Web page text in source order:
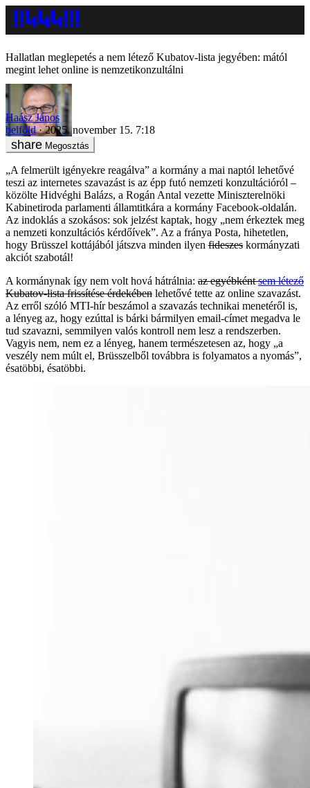
Hallatlan meglepetés a nem létező Kubatov-lista jegyében: mától
megint lehet online is nemzetikonzultálni
Haász János
belföld
2025. november 15. 7:18
Megosztás
„A felmerült igényekre reagálva” a kormány a mai naptól lehetővé
teszi az internetes szavazást is az épp futó nemzeti konzultációról –
közölte Hidvéghi Balázs, a Rogán Antal vezette Miniszterelnöki
Kabinetiroda parlamenti államtitkára a kormány Facebook-oldalán.
Az indoklás a szokásos: sok jelzést kaptak, hogy „nem érkeztek meg
a nemzeti konzultációs kérdőívek”. Az a fránya Posta, hihetetlen,
hogy Brüsszel kottájából játszva minden ilyen fideszes kormányzati
akciót szabotál!
A kormánynak így nem volt hová hátrálnia: az egyébkéntsem létező
Kubatov-lista frissítése érdekében lehetővé tette az online szavazást.
Az erről szóló MTI-hír beszámol a szavazás technikai menetéről is,
a lényeg az, hogy ezúttal is bárki bármilyen email-címet megadva le
tud szavazni, semmilyen valós kontroll nem lesz a rendszerben.
Vagyis nem, nem ez a lényeg, hanem természetesen az, hogy „a
veszély nem múlt el, Brüsszelből továbbra is folyamatos a nyomás”,
ésatöbbi, ésatöbbi.